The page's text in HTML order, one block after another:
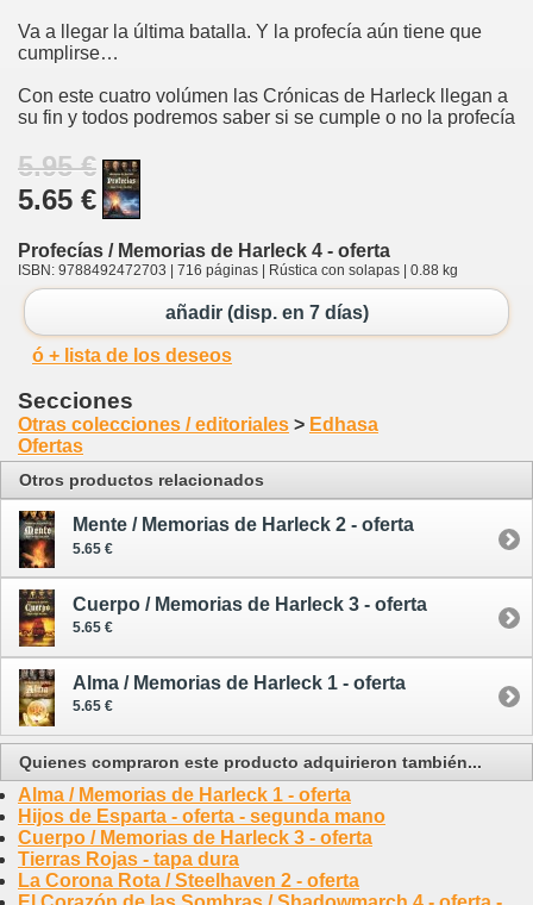
Va a llegar la última batalla. Y la profecía aún tiene que
cumplirse…
Con este cuatro volúmen las Crónicas de Harleck llegan a
su fin y todos podremos saber si se cumple o no la profecía
5.95 €
5.65 €
Profecías / Memorias de Harleck 4 - oferta
ISBN: 9788492472703 | 716 páginas | Rústica con solapas | 0.88 kg
añadir (disp. en 7 días)
ó + lista de los deseos
Secciones
Otras colecciones / editoriales > Edhasa
Ofertas
Otros productos relacionados
Mente / Memorias de Harleck 2 - oferta
5.65 €
Cuerpo / Memorias de Harleck 3 - oferta
5.65 €
Alma / Memorias de Harleck 1 - oferta
5.65 €
Quienes compraron este producto adquirieron también...
Alma / Memorias de Harleck 1 - oferta
Hijos de Esparta - oferta - segunda mano
Cuerpo / Memorias de Harleck 3 - oferta
Tierras Rojas - tapa dura
La Corona Rota / Steelhaven 2 - oferta